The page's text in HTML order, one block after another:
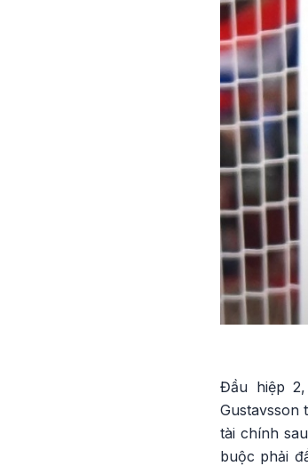
Đầu hiệp
Gustavsson
tài chính
buộc phải